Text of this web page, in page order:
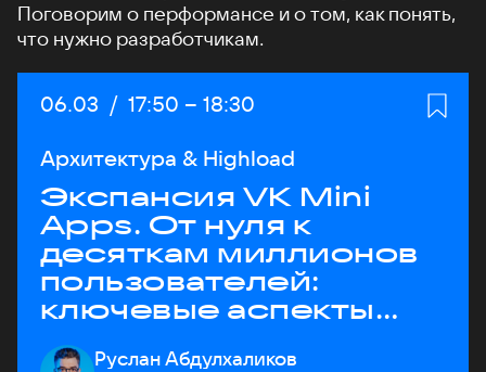
Поговорим о перформансе и о том, как понять,
что нужно разработчикам.
Дата:
06.03 / Начало:
17:50 – Конец:
18:30
Архитектура & Highload
Экспансия VK Mini
Apps. От нуля к
десяткам миллионов
пользователей:
ключевые аспекты
архитектуры
Руслан Абдулхаликов